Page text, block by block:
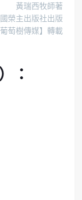
黃瑞西牧師著
榮主出版社出版
萄樹傳媒】轉載
：